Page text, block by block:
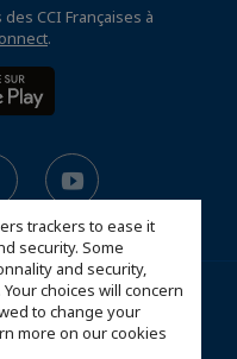
trackers to ease it
security. Some
and security,
choices will concern
to change your
more on our cookies
CCI Françaises à
.